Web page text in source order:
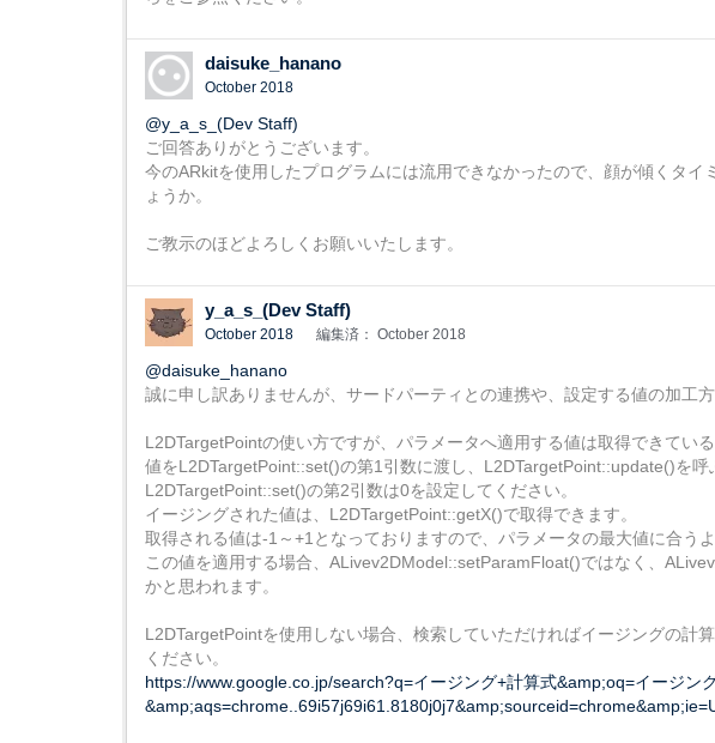
daisuke_hanano
October 2018
@y_a_s_(Dev Staff)
ご回答ありがとうございます。
今のARkitを使用したプログラムには流用できなかったので、顔が傾くタ
ょうか。
ご教示のほどよろしくお願いいたします。
y_a_s_(Dev Staff)
October 2018 編集済： October 2018
@daisuke_hanano
誠に申し訳ありませんが、サードパーティとの連携や、設定する値の加工
L2DTargetPointの使い方ですが、パラメータへ適用する値は取得できている
値をL2DTargetPoint::set()の第1引数に渡し、L2DTargetPoint::update()を呼
L2DTargetPoint::set()の第2引数は0を設定してください。
イージングされた値は、L2DTargetPoint::getX()で取得できます。
取得される値は-1～+1となっておりますので、パラメータの最大値に合う
この値を適用する場合、ALivev2DModel::setParamFloat()ではなく、
かと思われます。
L2DTargetPointを使用しない場合、検索していただければイージングの計
ください。
https://www.google.co.jp/search?q=イージング+計算式&amp;oq=イージン